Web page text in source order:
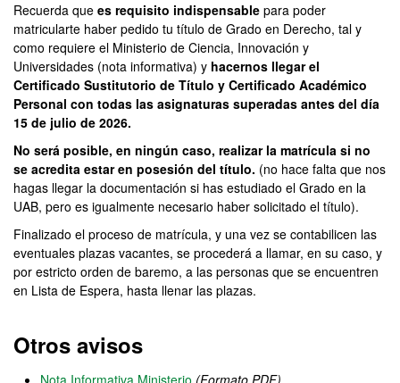
Recuerda que es requisito indispensable para poder
matricularte haber pedido tu título de Grado en Derecho, tal y
como requiere el Ministerio de Ciencia, Innovación y
Universidades (nota informativa) y hacernos llegar el
Certificado Sustitutorio de Título y Certificado Académico
Personal con todas las asignaturas superadas antes del día
15 de julio de 2026.
No será posible, en ningún caso, realizar la matrícula si no
se acredita estar en posesión del título. (no hace falta que nos
hagas llegar la documentación si has estudiado el Grado en la
UAB, pero es igualmente necesario haber solicitado el título).
Finalizado el proceso de matrícula, y una vez se contabilicen las
eventuales plazas vacantes, se procederá a llamar, en su caso, y
por estricto orden de baremo, a las personas que se encuentren
en Lista de Espera, hasta llenar las plazas.
Otros avisos
Nota Informativa Ministerio (Formato PDF)